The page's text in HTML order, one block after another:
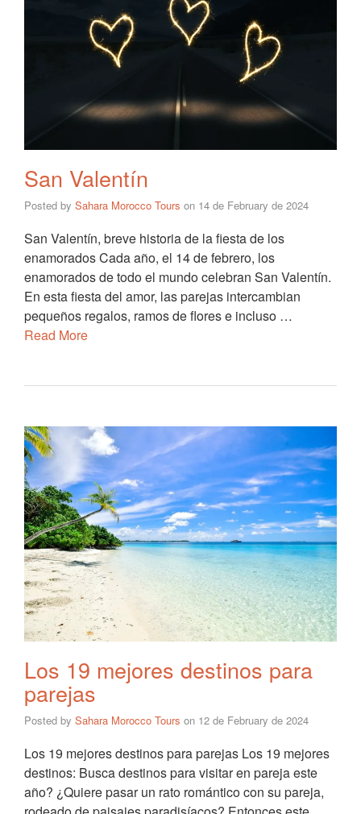
San Valentín
Posted by Sahara Morocco Tours on 14 de February de 2024
San Valentín, breve historia de la fiesta de los
enamorados Cada año, el 14 de febrero, los
enamorados de todo el mundo celebran San Valentín.
En esta fiesta del amor, las parejas intercambian
pequeños regalos, ramos de flores e incluso …
Read More
Los 19 mejores destinos para
parejas
Posted by Sahara Morocco Tours on 12 de February de 2024
Los 19 mejores destinos para parejas Los 19 mejores
destinos: Busca destinos para visitar en pareja este
año? ¿Quiere pasar un rato romántico con su pareja,